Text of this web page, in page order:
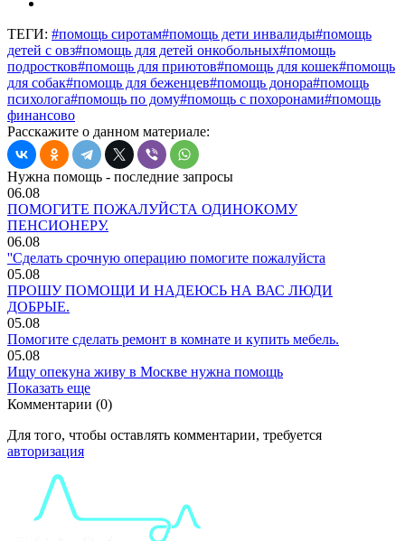
ТЕГИ: #помощь сиротам#помощь дети инвалиды#помощь
детей с овз#помощь для детей онкобольных#помощь
подростков#помощь для приютов#помощь для кошек#помощь
для собак#помощь для беженцев#помощь донора#помощь
психолога#помощь по дому#помощь с похоронами#помощь
финансово
Расскажите о данном материале:
Нужна помощь - последние запросы
06.08
ПОМОГИТЕ ПОЖАЛУЙСТА ОДИНОКОМУ
ПЕНСИОНЕРУ.
06.08
''Сделать срочную операцию помогите пожалуйста
05.08
ПРОШУ ПОМОЩИ И НАДЕЮСЬ НА ВАС ЛЮДИ
ДОБРЫЕ.
05.08
Помогите сделать ремонт в комнате и купить мебель.
05.08
Ищу опекуна живу в Москве нужна помощь
Показать еще
Комментарии (0)
Для того, чтобы оставлять комментарии, требуется
авторизация